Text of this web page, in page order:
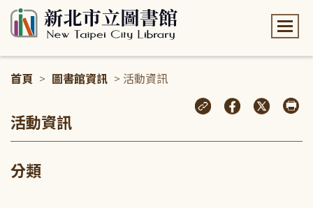
首頁 > 圖書館資訊 > 活動資訊
活動資訊
分類